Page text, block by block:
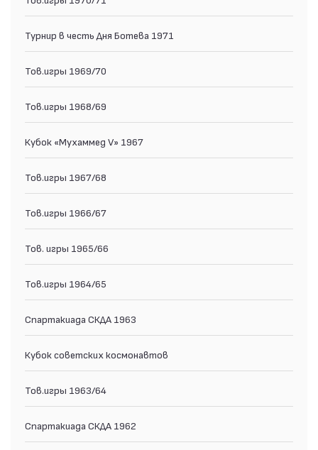
Турнир в честь Дня Ботева 1971
Тов.игры 1969/70
Тов.игры 1968/69
Кубок «Мухаммед V» 1967
Тов.игры 1967/68
Тов.игры 1966/67
Тов. игры 1965/66
Тов.игры 1964/65
Спартакиада СКДА 1963
Кубок советских космонавтов
Тов.игры 1963/64
Спартакиада СКДА 1962